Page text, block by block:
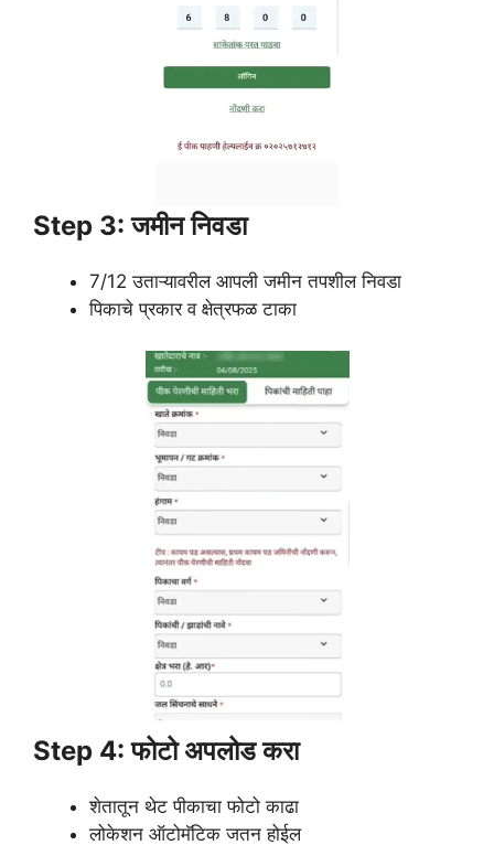
Step 3: जमीन निवडा
7/12 उताऱ्यावरील आपली जमीन तपशील निवडा
पिकाचे प्रकार व क्षेत्रफळ टाका
Step 4: फोटो अपलोड करा
शेतातून थेट पीकाचा फोटो काढा
लोकेशन ऑटोमॅटिक जतन होईल